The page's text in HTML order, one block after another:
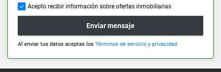
Acepto recibir información sobre ofertas inmobiliarias
Enviar mensaje
Al enviar tus datos aceptas los Términos de servicio y privacidad